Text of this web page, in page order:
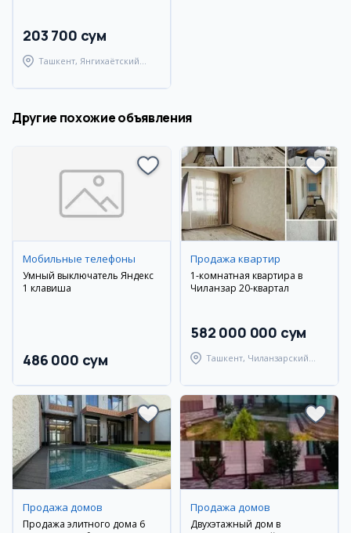
203 700 сум
Ташкент, Янгихаётский
Другие похожие объявления
Мобильные телефоны
Умный выключатель Яндекс
1 клавиша
486 000 сум
Продажа квартир
1-комнатная квартира в
Чиланзар 20-квартал
582 000 000 сум
Ташкент, Чиланзарский
Продажа домов
Продажа элитного дома 6
Продажа домов
Двухэтажный дом в